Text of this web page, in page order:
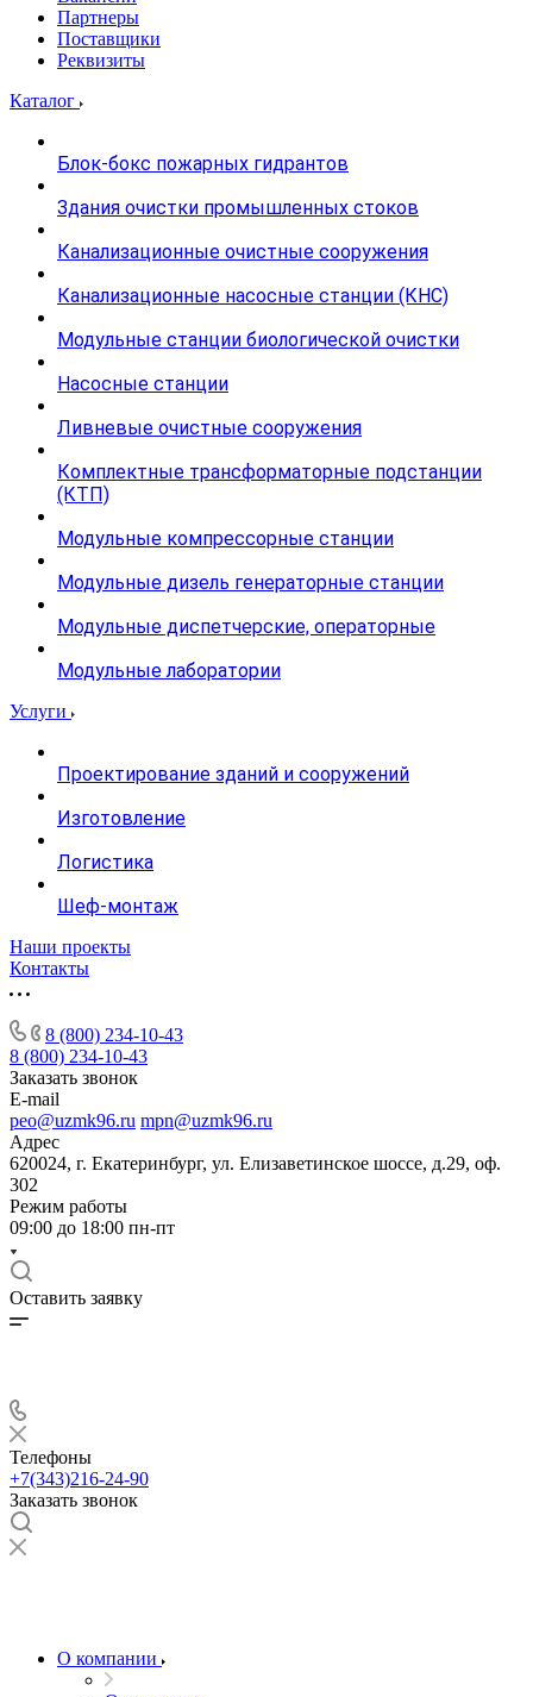
Партнеры
Поставщики
Реквизиты
Каталог
Блок-бокс пожарных гидрантов
Здания очистки промышленных стоков
Канализационные очистные сооружения
Канализационные насосные станции (КНС)
Модульные станции биологической очистки
Насосные станции
Ливневые очистные сооружения
Комплектные трансформаторные подстанции
(КТП)
Модульные компрессорные станции
Модульные дизель генераторные станции
Модульные диспетчерские, операторные
Модульные лаборатории
Услуги
Проектирование зданий и сооружений
Изготовление
Логистика
Шеф-монтаж
Наши проекты
Контакты
8 (800) 234-10-43
8 (800) 234-10-43
Заказать звонок
E-mail
peo@uzmk96.ru mpn@uzmk96.ru
Адрес
620024, г. Екатеринбург, ул. Елизаветинское шоссе, д.29, оф.
302
Режим работы
09:00 до 18:00 пн-пт
Оставить заявку
Телефоны
+7(343)216-24-90
Заказать звонок
О компании